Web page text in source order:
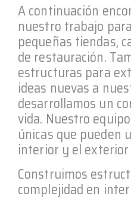
A continuación
nuestro trabajo
pequeñas tiendas,
de restauración.
estructuras para
ideas nuevas a
desarrollamos un
vida. Nuestro
únicas que pueden
interior y el exterior
Construimos
complejidad en